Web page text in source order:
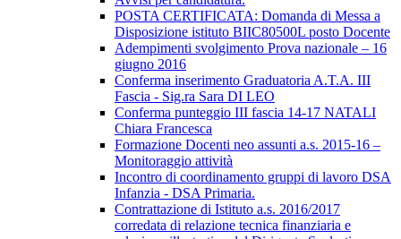
POSTA CERTIFICATA: Domanda di Messa a
Disposizione istituto BIIC80500L posto Docente
Adempimenti svolgimento Prova nazionale – 16
giugno 2016
Conferma inserimento Graduatoria A.T.A. III
Fascia - Sig.ra Sara DI LEO
Conferma punteggio III fascia 14-17 NATALI
Chiara Francesca
Formazione Docenti neo assunti a.s. 2015-16 –
Monitoraggio attività
Incontro di coordinamento gruppi di lavoro DSA
Infanzia - DSA Primaria.
Contrattazione di Istituto a.s. 2016/2017
corredata di relazione tecnica finanziaria e